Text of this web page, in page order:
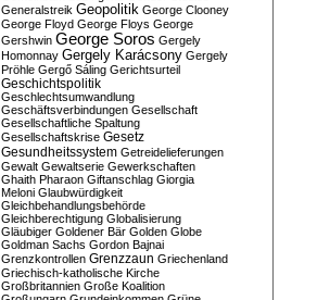
Generalstreik Geopolitik George Clooney
George Floyd George Floys George
Gershwin George Soros Gergely
Homonnay Gergely Karácsony Gergely
Pröhle Gergő Sáling Gerichtsurteil
Geschichtspolitik
Geschlechtsumwandlung
Geschäftsverbindungen Gesellschaft
Gesellschaftliche Spaltung
Gesellschaftskrise Gesetz
Gesundheitssystem Getreidelieferungen
Gewalt Gewaltserie Gewerkschaften
Ghaith Pharaon Giftanschlag Giorgia
Meloni Glaubwürdigkeit
Gleichbehandlungsbehörde
Gleichberechtigung Globalisierung
Gläubiger Goldener Bär Golden Globe
Goldman Sachs Gordon Bajnai
Grenzkontrollen Grenzzaun Griechenland
Griechisch-katholische Kirche
Großbritannien Große Koalition